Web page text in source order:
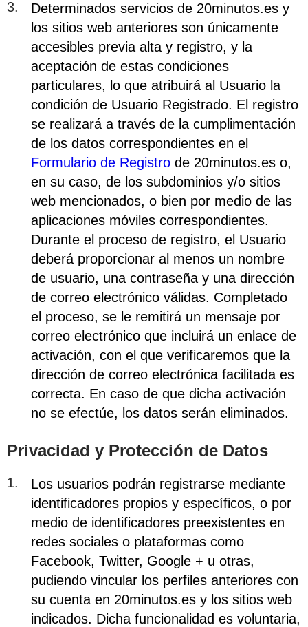
Determinados servicios de 20minutos.es y
los sitios web anteriores son únicamente
accesibles previa alta y registro, y la
aceptación de estas condiciones
particulares, lo que atribuirá al Usuario la
condición de Usuario Registrado. El registro
se realizará a través de la cumplimentación
de los datos correspondientes en el
Formulario de Registro de 20minutos.es o,
en su caso, de los subdominios y/o sitios
web mencionados, o bien por medio de las
aplicaciones móviles correspondientes.
Durante el proceso de registro, el Usuario
deberá proporcionar al menos un nombre
de usuario, una contraseña y una dirección
de correo electrónico válidas. Completado
el proceso, se le remitirá un mensaje por
correo electrónico que incluirá un enlace de
activación, con el que verificaremos que la
dirección de correo electrónica facilitada es
correcta. En caso de que dicha activación
no se efectúe, los datos serán eliminados.
Privacidad y Protección de Datos
Los usuarios podrán registrarse mediante
identificadores propios y específicos, o por
medio de identificadores preexistentes en
redes sociales o plataformas como
Facebook, Twitter, Google + u otras,
pudiendo vincular los perfiles anteriores con
su cuenta en 20minutos.es y los sitios web
indicados. Dicha funcionalidad es voluntaria,